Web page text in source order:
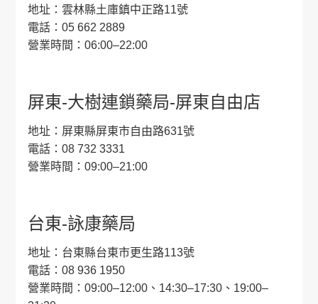
地址：雲林縣土庫鎮中正路11號
電話：05 662 2889
營業時間：06:00–22:00
屏東-大樹連鎖藥局-屏東自由店
地址：屏東縣屏東市自由路631號
電話：08 732 3331
營業時間：09:00–21:00
台東-詠康藥局
地址：台東縣台東市更生路113號
電話：08 936 1950
營業時間：09:00–12:00、14:30–17:30、19:00–